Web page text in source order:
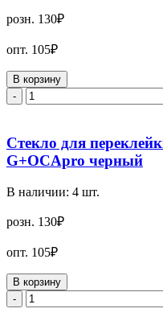
розн. 130₽
опт. 105₽
В корзину
-
Стекло для
G+OCApro черный
В наличии: 4 шт.
розн. 130₽
опт. 105₽
В корзину
-